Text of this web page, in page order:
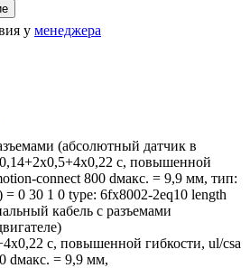
у менеджера
(абсолютный датчик в
c, повышенной
connect 800 dмакс. = 9,9 мм, тип:
0 30 1 0 type: 6fx8002-2eq10 length
кабель с разъемами
c, повышенной гибкости, ul/csa
dмакс. = 9,9 мм,